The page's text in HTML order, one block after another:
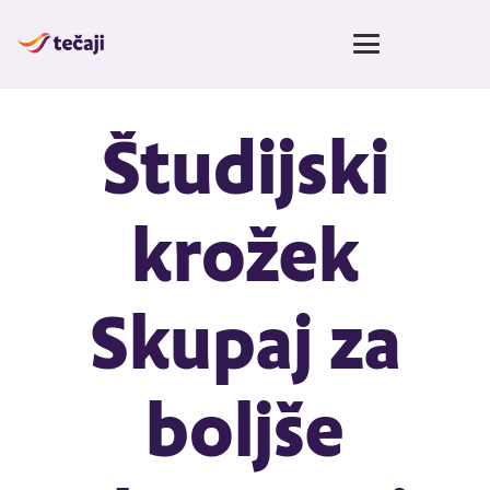
Študijski
krožek
Skupaj za
boljše